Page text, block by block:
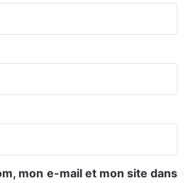
mon e-mail et mon site dans